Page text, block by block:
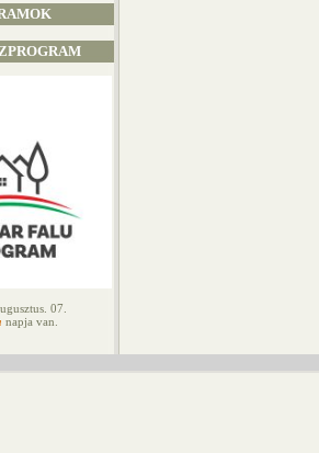
07.
napja van.